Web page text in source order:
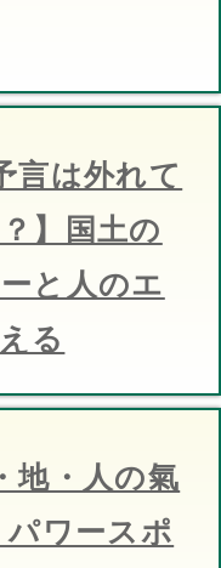
言は外れて
】国土の
と人のエ
る
地・人の氣
ワースポ